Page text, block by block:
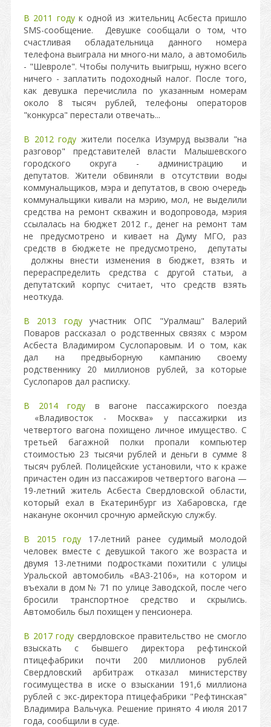
В 2011 годук одной из жительниц Асбеста пришло
SMS-сообщение. Девушке сообщали о том, что
счастливая обладательница данного номера
телефона выиграла ни много-ни мало, а автомобиль
- "Шевроле". Чтобы получить выигрыш, нужно всего
ничего - заплатить подоходный налог. После того,
как девушка перечислила по указанным номерам
около 8 тысяч рублей, телефоны операторов
"конкурса" перестали отвечать...
В 2012 году жители поселка Изумруд вызвали "на
разговор" представителей власти Малышевского
городского округа - администрацию и
депутатов. Жители обвиняли в отсутствии воды
коммунальщиков, мэра и депутатов, в свою очередь
коммунальщики кивали на мэрию, мол, не выделили
средства на ремонт скважин и водопровода, мэрия
ссылалась на бюджет 2012 г., денег на ремонт там
не предусмотрено и кивает на Думу МГО, раз
средств в бюджете не предусмотрено, депутаты
должны внести изменения в бюджет, взять и
перераспределить средства с другой статьи, а
депутатский корпус считает, что средств взять
неоткуда.
В 2013 годуучастник ОПС "Уралмаш" Валерий
Поваров рассказал о родственных связях с мэром
Асбеста Владимиром Суслопаровым. И о том, как
дал на предвыборную кампанию своему
родственнику 20 миллионов рублей, за которые
Суслопаров дал расписку.
В 2014 году в вагоне пассажирского поезда
«Владивосток - Москва» у пассажирки из
четвертого вагона похищено личное имущество. С
третьей багажной полки пропали компьютер
стоимостью 23 тысячи рублей и деньги в сумме 8
тысяч рублей. Полицейские установили, что к краже
причастен один из пассажиров четвертого вагона —
19-летний житель Асбеста Свердловской области,
который ехал в Екатеринбург из Хабаровска, где
накануне окончил срочную армейскую службу.
В 2015 году 17-летний ранее судимый молодой
человек вместе с девушкой такого же возраста и
двумя 13-летними подростками похитили с улицы
Уральской автомобиль «ВАЗ-2106», на котором и
въехали в дом № 71 по улице Заводской, после чего
бросили транспортное средство и скрылись.
Автомобиль был похищен у пенсионера.
В 2017 году свердловское правительство не смогло
взыскать с бывшего директора рефтинской
птицефабрики почти 200 миллионов рублей
Свердловский арбитраж отказал министерству
госимущества в иске о взыскании 191,6 миллиона
рублей с экс-директора птицефабрики "Рефтинская"
Владимира Вальчука. Решение принято 4 июля 2017
года, сообщили в суде.